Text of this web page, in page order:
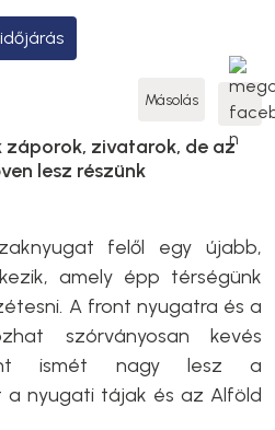
időjárás
Másolás
zivatarok, de az
lesz részünk
felől egy újabb,
amely épp térségünk
A front nyugatra és a
szórványosan kevés
ismét nagy lesz a
a nyugati tájak és az Alföld